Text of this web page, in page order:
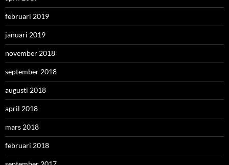
februari 2019
januari 2019
november 2018
september 2018
augusti 2018
april 2018
mars 2018
februari 2018